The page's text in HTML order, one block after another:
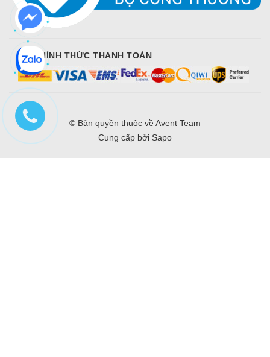
CÁC HÌNH THỨC THANH TOÁN
© Bản quyền thuộc về Avent Team
Cung cấp bởi Sapo